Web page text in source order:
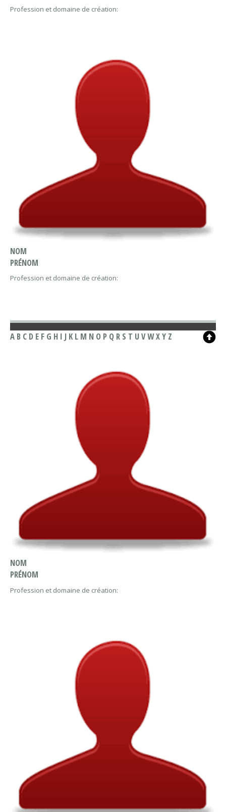
Profession et domaine de création:
NOM
PRÉNOM
Profession et domaine de création:
A B C D E F G H I J K L M N O P Q R S T UVWXY Z
NOM
PRÉNOM
Profession et domaine de création: